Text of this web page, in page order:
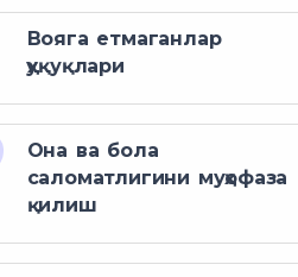
Вояга етмаганлар
ҳуқуқлари
Она ва бола
саломатлигини муҳофаза
қилиш